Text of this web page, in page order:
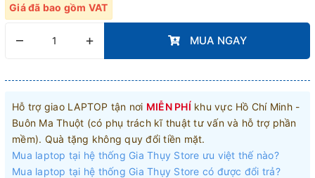
Giá đã bao gồm VAT
– + MUA NGAY
Hỗ trợ giao LAPTOP tận nơi MIỄN PHÍ khu vực Hồ Chí Minh -
Buôn Ma Thuột (có phụ trách kĩ thuật tư vấn và hỗ trợ phần
mềm). Quà tặng không quy đổi tiền mặt.
Mua laptop tại hệ thống Gia Thụy Store ưu việt thế nào?
Mua laptop tại hệ thống Gia Thụy Store có được đổi trả?